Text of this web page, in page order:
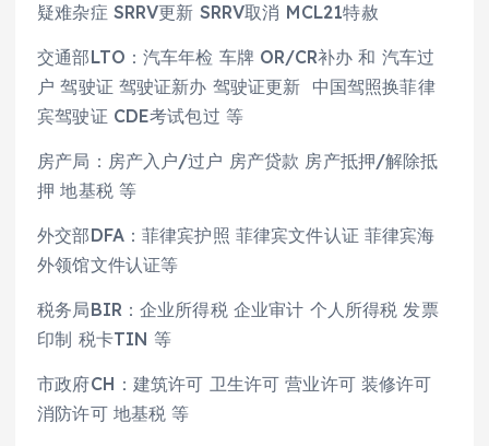
疑难杂症 SRRV更新 SRRV取消 MCL21特赦
交通部LTO：汽车年检 车牌 OR/CR补办 和 汽车过
户 驾驶证 驾驶证新办 驾驶证更新 中国驾照换菲律
宾驾驶证 CDE考试包过 等
房产局：房产入户/过户 房产贷款 房产抵押/解除抵
押 地基税 等
外交部DFA：菲律宾护照 菲律宾文件认证 菲律宾海
外领馆文件认证等
税务局BIR：企业所得税 企业审计 个人所得税 发票
印制 税卡TIN 等
市政府CH：建筑许可 卫生许可 营业许可 装修许可
消防许可 地基税 等